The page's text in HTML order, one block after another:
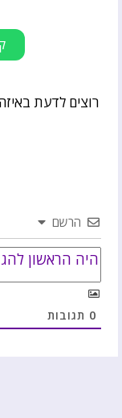
רוצים לדעת
הרשם
0 תגובות